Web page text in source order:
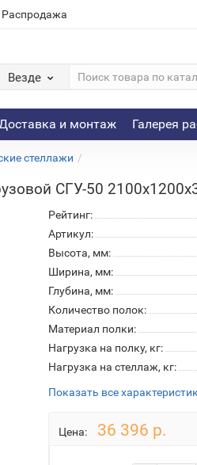
Распродажа
Везде
и монтаж Галерея
стеллажи
СГУ-50
Рейтинг:
Артикул:
Высота, мм:
Ширина, мм:
Глубина, мм:
Количество полок:
Материал полки:
Нагрузка на полку, кг:
Нагрузка на стеллаж, кг:
Показать все
Цена: 36 396 р.